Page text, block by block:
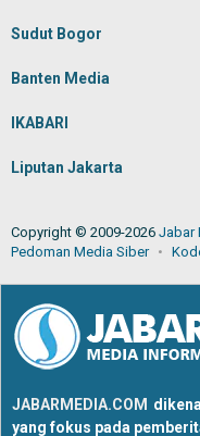
Sudut Bogor
Banten Media
IKABARI
Liputan Jakarta
Copyright © 2009-2026 Jabar
Pedoman Media Siber
JABARMEDIA.COM
yang fokus pada